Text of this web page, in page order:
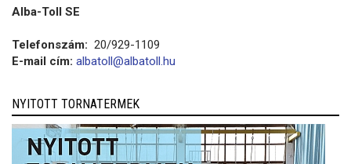
Alba-Toll SE
Telefonszám: 20/929-1109
E-mail cím: albatoll@albatoll.hu
NYITOTT TORNATERMEK